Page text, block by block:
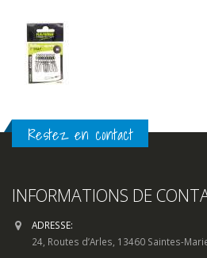
Restez en contact
INFORMATIONS DE
ADRESSE:
24, Routes d’Arles, 13460 Saintes-